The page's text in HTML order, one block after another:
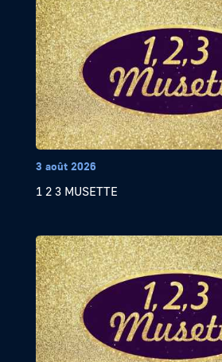
3 août 2026
1 2 3 MUSETTE